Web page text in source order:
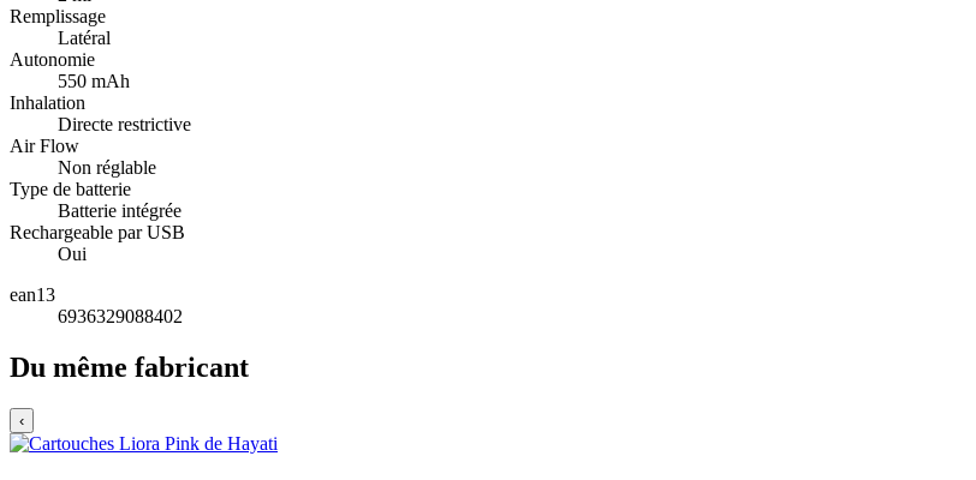
Remplissage
Latéral
Autonomie
550 mAh
Inhalation
Directe restrictive
Air Flow
Non réglable
Type de batterie
Batterie intégrée
Rechargeable par USB
Oui
ean13
6936329088402
Du même fabricant
‹